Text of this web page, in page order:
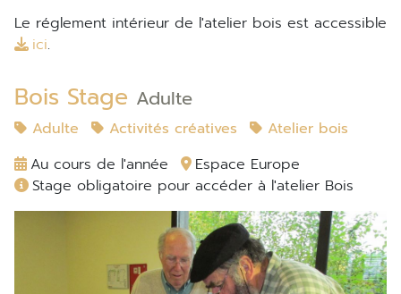
Le réglement intérieur de l'atelier bois est accessible
ici.
Bois Stage Adulte
Adulte Activités créatives
Atelier bois
Au cours de l'année
Espace Europe
Stage obligatoire pour accéder à l'atelier Bois